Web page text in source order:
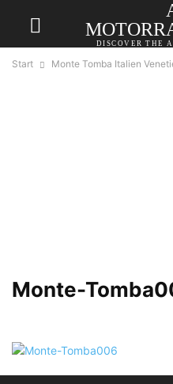
DISCOVER THE
Start Monte Tomba Italien
Monte-